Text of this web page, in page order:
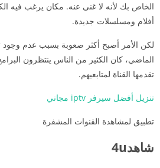
الخاص بك لأنه لا غنى عنه. مكان يرغب فيه
أفلام ومسلسلات جديدة.
الماضي، كان الكثير من الناس ينتظرون
تقدمها القناة لمتابعيهم.
تنزيل أفضل سيرفر iptv مجاني
تطبيق لمشاهدة القنوات المشفرة
شاهد4u